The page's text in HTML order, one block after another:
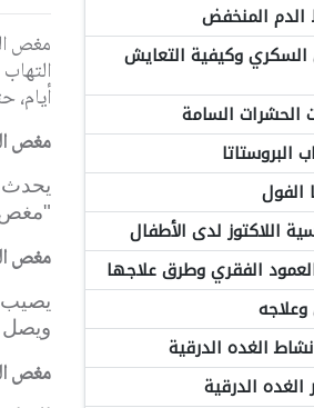
المنخفض
وكيفية التعايش
الحشرات السامة
البروستاتا
الفول
اللاكتوز لدى الأطفال
الفقري وطرق علاجها
وعلاجه
الغده الدرقية
الدرقية
مغص
مغص
يحدث
"مغص
مغص
يصيب
ويصل
مغص